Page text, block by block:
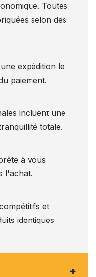
Toutes
selon des
expédition le
paiement.
incluent une
totale.
à vous
l'achat.
et
identiques
+